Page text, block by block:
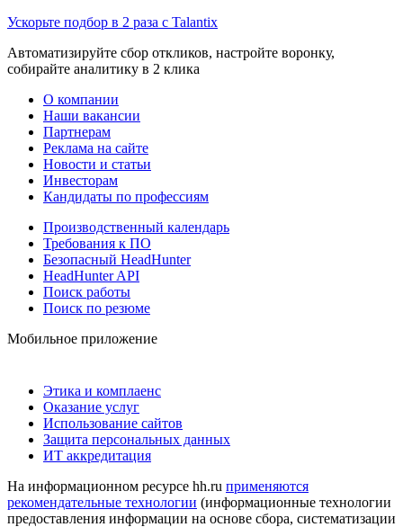
Ускорьте подбор в 2 раза с Talantix
Автоматизируйте сбор откликов, настройте воронку,
собирайте аналитику в 2 клика
О компании
Наши вакансии
Партнерам
Реклама на сайте
Новости и статьи
Инвесторам
Кандидаты по профессиям
Производственный календарь
Требования к ПО
Безопасный HeadHunter
HeadHunter API
Поиск работы
Поиск по резюме
Мобильное приложение
Этика и комплаенс
Оказание услуг
Использование сайтов
Защита персональных данных
ИТ аккредитация
На информационном ресурсе hh.ru применяются
рекомендательные технологии (информационные технологии
предоставления информации на основе сбора, систематизации